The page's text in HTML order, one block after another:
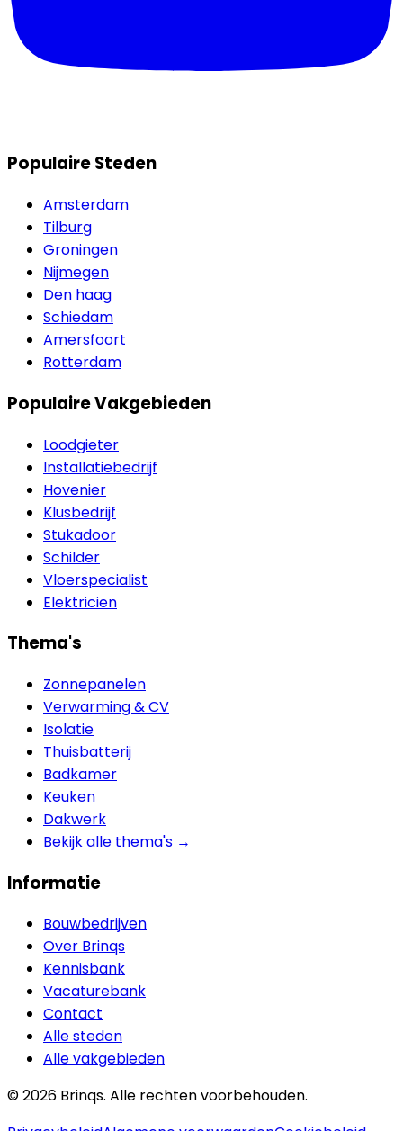
Populaire Steden
Amsterdam
Tilburg
Groningen
Nijmegen
Den haag
Schiedam
Amersfoort
Rotterdam
Populaire Vakgebieden
Loodgieter
Installatiebedrijf
Hovenier
Klusbedrijf
Stukadoor
Schilder
Vloerspecialist
Elektricien
Thema's
Zonnepanelen
Verwarming & CV
Isolatie
Thuisbatterij
Badkamer
Keuken
Dakwerk
Bekijk alle thema's →
Informatie
Bouwbedrijven
Over Brinqs
Kennisbank
Vacaturebank
Contact
Alle steden
Alle vakgebieden
©2026 Brinqs. Alle rechten voorbehouden.